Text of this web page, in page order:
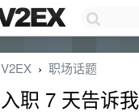
V2EX › 职场话题
入职 7 天告诉